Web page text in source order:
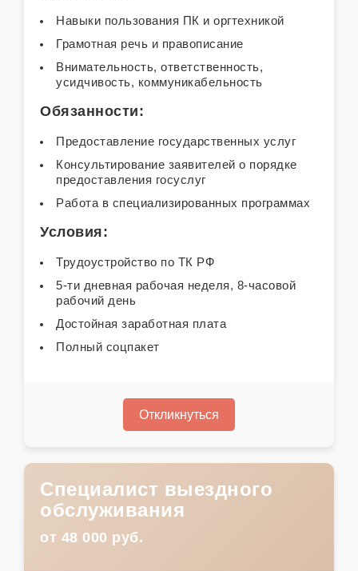
Навыки пользования ПК и оргтехникой
Грамотная речь и правописание
Внимательность, ответственность,
усидчивость, коммуникабельность
Обязанности:
Предоставление государственных услуг
Консультирование заявителей о порядке
предоставления госуслуг
Работа в специализированных программах
Условия:
Трудоустройство по ТК РФ
5-ти дневная рабочая неделя, 8-часовой
рабочий день
Достойная заработная плата
Полный соцпакет
Откликнуться
Специалист выездного
обслуживания
от 48 000 руб.